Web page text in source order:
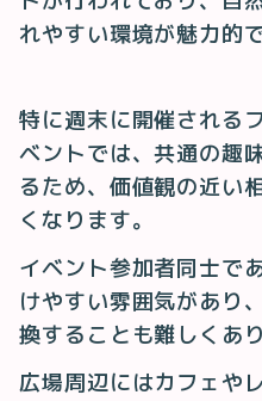
れやすい環境が魅力的で
特に週末に開催される
ベントでは、共通の趣
るため、価値観の近い
くなります。
イベント参加者同士で
けやすい雰囲気があり
換することも難しくあ
広場周辺にはカフェや